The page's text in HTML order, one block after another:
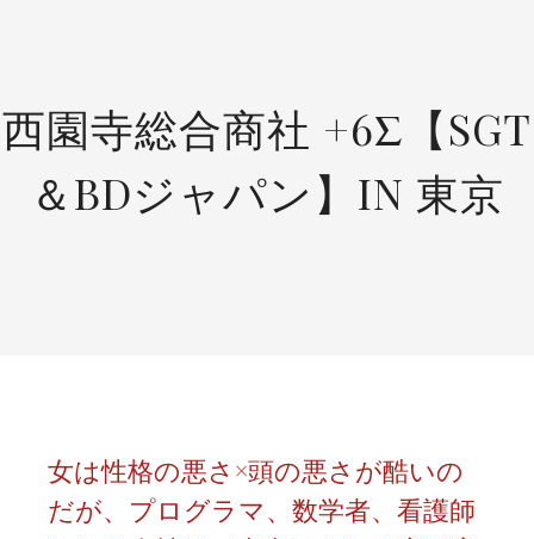
西園寺総合商社 +6Σ【SGT
＆BDジャパン】IN 東京
女は性格の悪さ×頭の悪さが酷いの
だが、プログラマ、数学者、看護師